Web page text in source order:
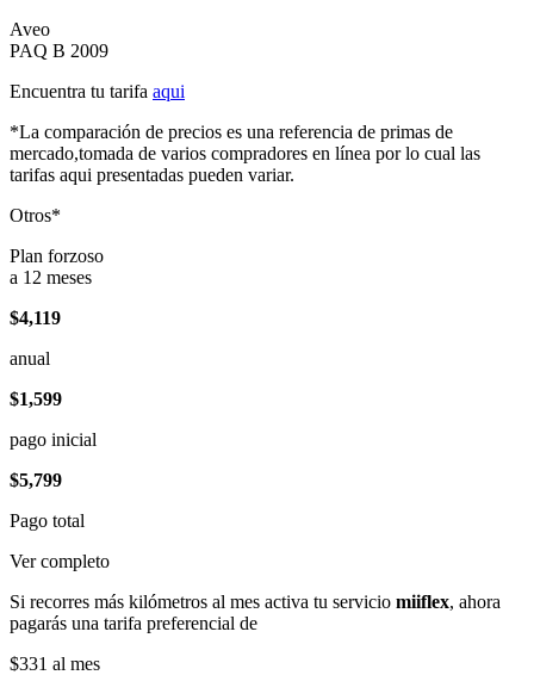
Aveo
PAQ B 2009
Encuentra tu tarifa aqui
*La comparación de precios es una referencia de primas de
mercado,tomada de varios compradores en línea por lo cual las
tarifas aqui presentadas pueden variar.
Otros*
Plan forzoso
a 12 meses
$4,119
anual
$1,599
pago inicial
$5,799
Pago total
Ver completo
Si recorres más kilómetros al mes activa tu servicio miiflex, ahora
pagarás una tarifa preferencial de
$331 al mes